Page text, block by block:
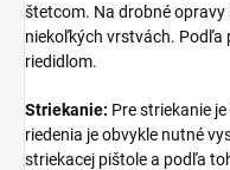
štetcom. Na drobné
niekoľkých vrstvách. Podľa
riedidlom.
Striekanie: Pre striekanie
riedenia je obvykle nutné
striekacej pištole a podľa